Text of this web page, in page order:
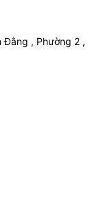
Đằng , Phường 2 ,